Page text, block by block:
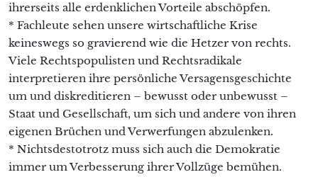
ihrerseits alle erdenklichen Vorteile abschöpfen.
* Fachleute sehen unsere wirtschaftliche Krise
keineswegs so gravierend wie die Hetzer von rechts.
Viele Rechtspopulisten und Rechtsradikale
interpretieren ihre persönliche Versagensgeschichte
um und diskreditieren – bewusst oder unbewusst –
Staat und Gesellschaft, um sich und andere von ihren
eigenen Brüchen und Verwerfungen abzulenken.
* Nichtsdestotrotz muss sich auch die Demokratie
immer um Verbesserung ihrer Vollzüge bemühen.